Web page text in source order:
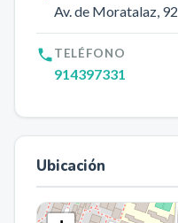
Av. de Moratalaz, 92
TELÉFONO
914397331
Ubicación